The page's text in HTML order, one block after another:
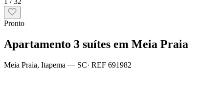
Pronto
Apartamento 3 suítes em Meia Praia
Meia Praia, Itapema — SC· REF 691982